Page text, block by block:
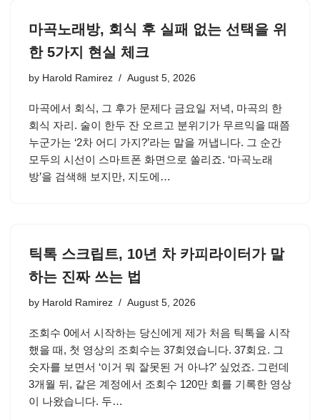
마곡노래방, 회식 후 실패 없는 선택을 위
한 5가지 현실 체크
by Harold Ramirez August 5, 2026
마곡에서 회식, 그 후가 문제다 금요일 저녁, 마곡의 한
회식 자리. 술이 한두 잔 오르고 분위기가 무르익을 때쯤
누군가는 ‘2차 어디 가지?’라는 말을 꺼냅니다. 그 순간
모두의 시선이 스마트폰 화면으로 쏠리죠. ‘마곡노래
방’을 검색해 보지만, 지도에…
틱톡 스크립트, 10년 차 카피라이터가 말
하는 진짜 쓰는 법
by Harold Ramirez August 5, 2026
조회수 0에서 시작하는 당신에게 제가 처음 틱톡을 시작
했을 때, 첫 영상의 조회수는 37회였습니다. 37회요. 그
숫자를 보면서 ‘이거 뭐 잘못된 거 아냐?’ 싶었죠. 그런데
3개월 뒤, 같은 계정에서 조회수 120만 회를 기록한 영상
이 나왔습니다. 두…